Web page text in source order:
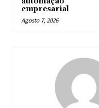
empresarial
Agosto 7, 2026